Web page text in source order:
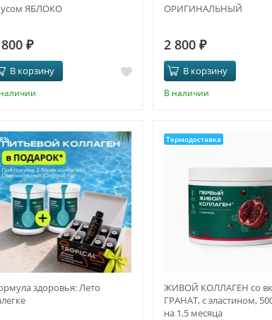
ЯБЛОКО
₽
В корзину
ОРИГИНАЛЬНЫЙ
2 800₽
В корзину
В наличии
здоровья: Лето
Термодоставка
ЖИВОЙ КОЛЛАГЕН со
ГРАНАТ, с эластином,
на 1,5 месяца